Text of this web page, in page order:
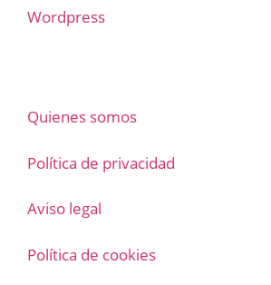
Wordpress
Quienes somos
Política de privacidad
Aviso legal
Política de cookies